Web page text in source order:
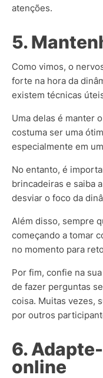
atenções.
5.
Como vimos, o
forte na hora da
existem técnicas
Uma delas é manter
costuma ser uma
especialmente em
No entanto, é
brincadeiras e saiba
desviar o foco da
Além disso, sempre
começando a tomar
no momento para
Por fim, confie na
de fazer perguntas
coisa. Muitas vezes,
por outros
6.
online